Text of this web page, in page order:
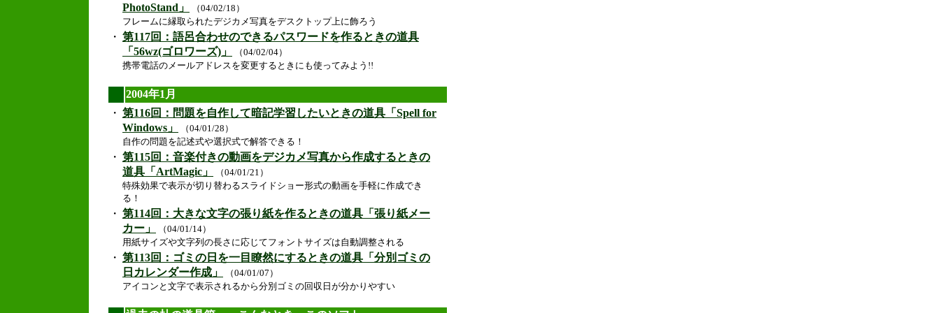
PhotoStand」
（04/02/18）
フレームに縁取られたデジカメ写真をデスクトップ上に飾ろう
・ 第117回：語呂合わせのできるパスワードを作るときの道具
「56wz(ゴロワーズ)」
（04/02/04）
携帯電話のメールアドレスを変更するときにも使ってみよう!!
2004年1月
・ 第116回：問題を自作して暗記学習したいときの道具「Spell for
Windows」
（04/01/28）
自作の問題を記述式や選択式で解答できる！
・ 第115回：音楽付きの動画をデジカメ写真から作成するときの
道具「ArtMagic」
（04/01/21）
特殊効果で表示が切り替わるスライドショー形式の動画を手軽に作成でき
る！
・ 第114回：大きな文字の張り紙を作るときの道具「張り紙メー
カー」
（04/01/14）
用紙サイズや文字列の長さに応じてフォントサイズは自動調整される
・ 第113回：ゴミの日を一目瞭然にするときの道具「分別ゴミの
日カレンダー作成」
（04/01/07）
アイコンと文字で表示されるから分別ゴミの回収日が分かりやすい